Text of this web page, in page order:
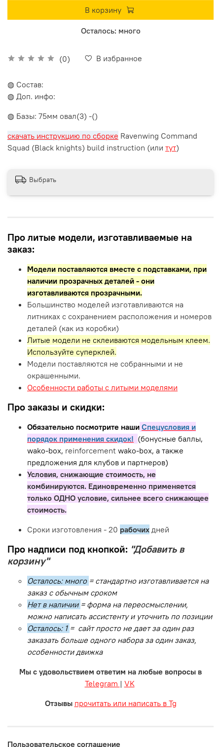
(0) В избранное
В корзину
Осталось: много
◍ Состав:
◍ Доп. инфо:
◍ Базы: 75мм овал(3) -()
скачать инструкцию по сборке Ravenwing Command
Squad (Black knights) build instruction (или тут)
Выбрать
Про литые модели, изготавливаемые на
заказ:
Модели поставляются вместе с подставками, при
наличии прозрачных деталей - они
изготавливаются прозрачными.
Большинство моделей изготавливаются на
литниках с сохранением расположения и номеров
деталей (как из коробки)
Литые модели не склеиваются модельным клеем.
Используйте суперклей.
Модели поставляются не собранными и не
окрашенными.
Особенности работы с литыми моделями
Про заказы и скидки:
Обязательно посмотрите наши Спецусловия и
порядок применения скидок! (бонусные баллы,
wako-box, reinforcement wako-box, а также
предложения для клубов и партнеров)
Условия, снижающие стоимость, не
комбинируются. Единовременно применяется
только ОДНО условие, сильнее всего снижающее
стоимость.
Сроки изготовления - 20 рабочих дней
Про надписи под кнопкой: "Добавить в
корзину"
Осталось: много = стандартно изготавливается на
заказ с обычным сроком
Нет в наличии = форма на переосмыслении,
можно написать ассистенту и уточнить по позиции
Осталось: 1 = сайт просто не дает за один раз
заказать больше одного набора за один заказ,
особенности движка
Мы с удовольствием ответим на любые вопросы в
Telegram | VK
Отзывы прочитать или написать в Tg
Пользовательское соглашение